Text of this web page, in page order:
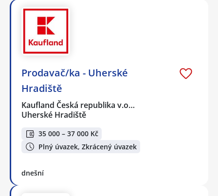
Prodavač/ka - Uherské
Hradiště
Kaufland Česká republika v.o…
Uherské Hradiště
35 000 – 37 000 Kč
Plný úvazek, Zkrácený úvazek
dnešní